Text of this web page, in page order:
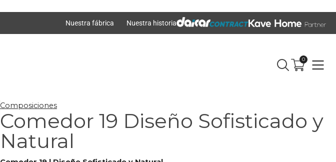
Nuestra fábrica Nuestra historia
0
Composiciones
Comedor 19 Diseño Sofisticado y
Natural